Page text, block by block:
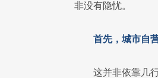
非没有隐忧。
首先，城市自
这并非依靠几